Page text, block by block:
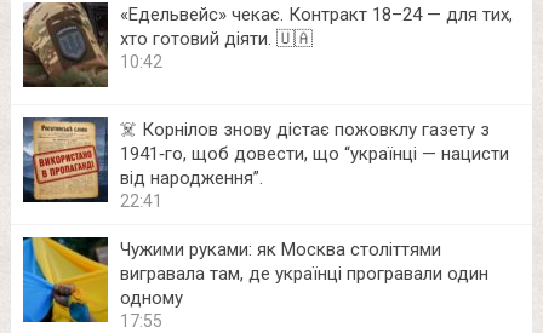
«Едельвейс» чекає. Контракт 18–24 — для тих,
хто готовий діяти. 🇺🇦
10:42
☠️ Корнілов знову дістає пожовклу газету з
1941‑го, щоб довести, що “українці — нацисти
від народження”.
22:41
Чужими руками: як Москва століттями
вигравала там, де українці програвали один
одному
17:55